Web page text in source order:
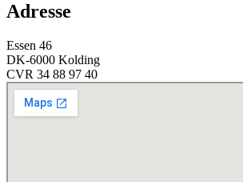
Adresse
Essen 46
DK-6000 Kolding
CVR 34 88 97 40